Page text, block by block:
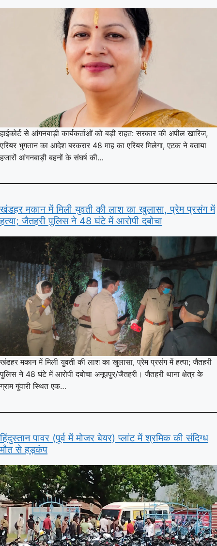
हाईकोर्ट से आंगनबाड़ी कार्यकर्ताओं को बड़ी राहत: सरकार की अपील खारिज,
एरियर भुगतान का आदेश बरकरार 48 माह का एरियर मिलेगा, एटक ने बताया
हजारों आंगनबाड़ी बहनों के संघर्ष की…
खंडहर मकान में मिली युवती की लाश का खुलासा, प्रेम प्रसंग में
हत्या; जैतहरी पुलिस ने 48 घंटे में आरोपी दबोचा
खंडहर मकान में मिली युवती की लाश का खुलासा, प्रेम प्रसंग में हत्या; जैतहरी
पुलिस ने 48 घंटे में आरोपी दबोचा अनूपपुर/जैतहरी। जैतहरी थाना क्षेत्र के
ग्राम गुंवारी स्थित एक…
हिंदुस्तान पावर (पूर्व में मोजर बेयर) प्लांट में श्रमिक की संदिग्ध
मौत से हड़कंप